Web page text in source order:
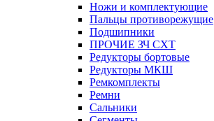
Ножи и комплектующие
Пальцы противорежущие
Подшипники
ПРОЧИЕ ЗЧ СХТ
Редукторы бортовые
Редукторы МКШ
Ремкомплекты
Ремни
Сальники